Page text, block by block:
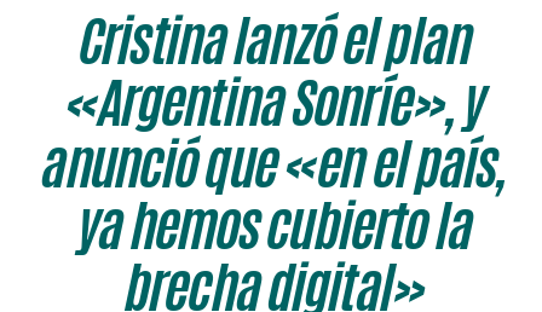
Cristina lanzó el plan
«Argentina Sonríe», y
anunció que «en el país,
ya hemos cubierto la
brecha digital»